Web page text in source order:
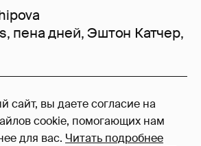
сайт, вы даете согласие на
cookie, помогающих нам
для вас. Читать подробнее
, пена дней,Эштон Катчер,
, чтобы читать и